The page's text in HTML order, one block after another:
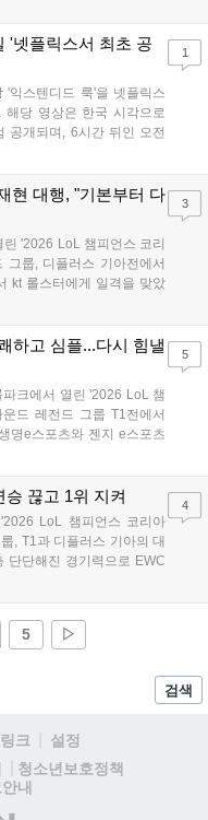
탄한 게임성을 선보여 기대
'넷플릭스서 최초 공
'익스텐디드 룩'을 넷플릭스
당 영상은 한국 시각으로
공개되며, 6시간 뒤인 오전
도 확인할 수 있다. 기존보
식에 어떤 변화를 가져올지
1
현 대행, "기본부터 다
'2026 LoL 챔피언스 코리
룹, 디플러스 기아전에서
kt 롤스터에게 일격을 맞았
승리를 챙기며 분위기를
3
하고 심플...다시 힘낼
크에서 열린 '2026 LoL 챔
드 레전드 그룹 T1전에서
명e스포츠와 젠지 e스포츠
력이 제 궤도에 오른 T1은
5
끊고 1위 지켜
LoL 챔피언스 코리아
, T1과 디플러스 기아의 대
단단해진 경기력으로 EWC
이어가던 디플러스 기아를
4
5 ▷
검색
크
설정
청소년보호정책
내